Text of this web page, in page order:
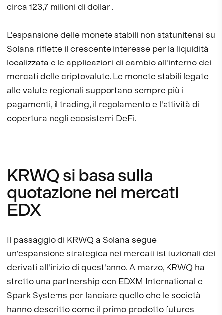
circa 123,7 milioni di dollari.
L'espansione delle monete stabili non statunitensi su
Solana riflette il crescente interesse per la liquidità
localizzata e le applicazioni di cambio all'interno dei
mercati delle criptovalute. Le monete stabili legate
alle valute regionali supportano sempre più i
pagamenti, il trading, il regolamento e l'attività di
copertura negli ecosistemi DeFi.
KRWQ si basa sulla
quotazione nei mercati
EDX
Il passaggio di KRWQ a Solana segue
un'espansione strategica nei mercati istituzionali dei
derivati all'inizio di quest'anno. A marzo, KRWQ ha
stretto una partnership con EDXM International e
Spark Systems per lanciare quello che le società
hanno descritto come il primo prodotto futures